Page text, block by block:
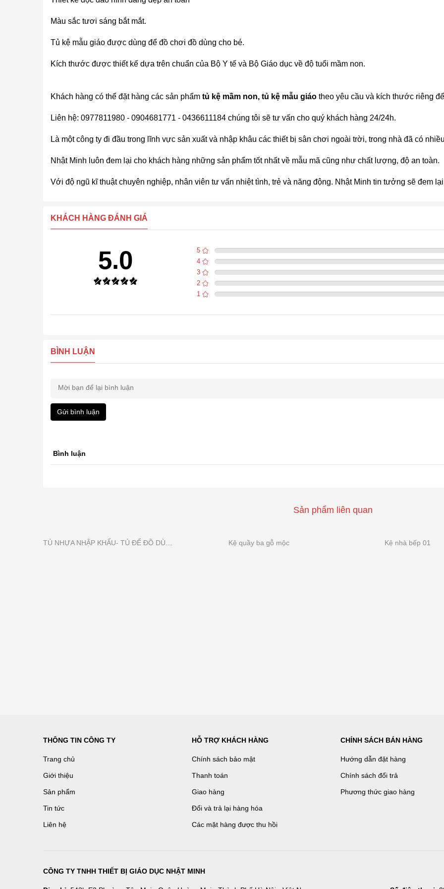
Màu sắc tươi sáng bắt mắt.
Tủ kệ mẫu giáo được dùng để đồ chơi đồ dùng cho bé.
Kích thước được thiết kế dựa trên chuẩn của Bộ Y tế và Bộ Giáo dục về độ tuổi mầm non.
Khách hàng có thể đặt hàng các sản phẩm tủ kệ mầm non, tủ kệ mẫu giáo theo yêu cầu và kích thước riêng
Liên hệ: 0977811980 - 0904681771 - 0436611184 chúng tôi sẽ tư vấn cho quý khách hàng 24/24h.
Là một công ty đi đầu trong lĩnh vực sản xuất và nhập khâu các thiết bị sân chơi ngoài trời, trong nhà đã có
Nhật Minh luôn đem lại cho khách hàng những sản phẩm tốt nhất về mẫu mã cũng như chất lượng, độ an toàn.
Với độ ngũ kĩ thuật chuyên nghiệp, nhân viên tư vấn nhiệt tình, trẻ và năng động. Nhật Minh tin tưởng sẽ đem
KHÁCH HÀNG ĐÁNH GIÁ
5.0 5
4
3
2
1
BÌNH LUẬN
Gửi bình luận
Bình luận
Sản phẩm liên quan
Kệ quầy ba gỗ mộc Kệ nhà bếp 01
THÔNG TIN CÔNG TY
Trang chủ
Giới thiệu
Sản phẩm
Tin tức
Liên hệ
HỖ TRỢ KHÁCH HÀNG
Chính sách bảo mật
Thanh toán
Giao hàng
Đổi và trả lại hàng hóa
Các mặt hàng được thu hồi
CHÍNH SÁCH BÁN HÀNG
Hướng dẫn đặt hàng
Chính sách đổi trả
Phương thức giao hàng
CÔNG TY TNHH THIẾT BỊ GIÁO DỤC NHẬT MINH